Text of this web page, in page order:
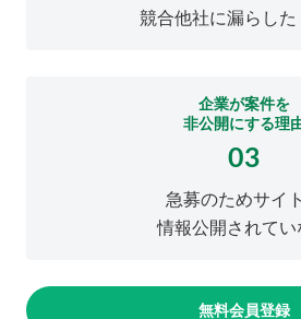
競合他社に漏らした
企業が案件を
非公開にする理
03
急募のためサイ
情報公開されてい
無料会員登録